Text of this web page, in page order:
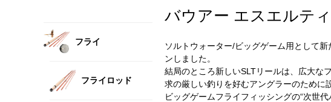
フライ
フライロッド
バウアー エスエルテ
ソルトウォーター/ビッグゲーム用として
ンしました。
結局のところ新しいSLTリールは、広大な
求の厳しい釣りを好むアングラーのために
ビッグゲームフライフィッシングの“次世